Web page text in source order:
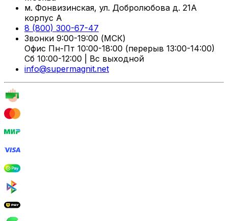
м. Фонвизинская, ул. Добролюбова д. 21А
корпус А
8 (800) 300-67-47
Звонки 9:00-19:00 (МСК)
Офис Пн-Пт 10:00-18:00 (перерыв 13:00-14:00)
Сб 10:00-12:00 | Вс выходной
info@supermagnit.net